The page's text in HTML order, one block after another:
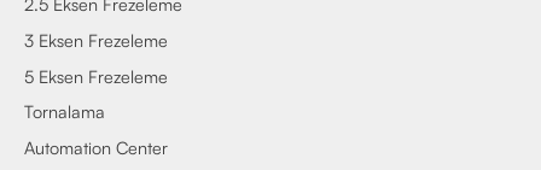
3 Eksen Frezeleme
5 Eksen Frezeleme
Tornalama
Automation Center